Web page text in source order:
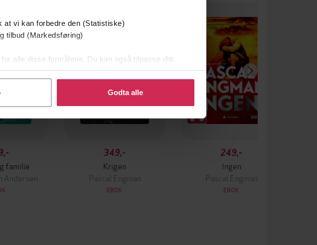
at vi kan forbedre den (Statistiske)
tilbud (Markedsføring)
alle disse formålene. Du kan også tilpasse ditt
som helst trekke tilbake eller endre ditt samtykke.
Godta alle
familie
Andersen
349,-
Krigen
Pascal Engman
EBOK
249,-
Ingen
Pascal Engman
EBOK